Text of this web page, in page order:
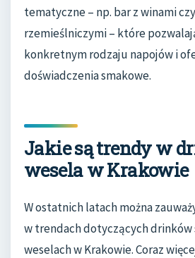
tematyczne – np. bar z winami
rzemieślniczymi – które
konkretnym rodzaju napojów i
doświadczenia smakowe.
Jakie są trendy w
wesela w Krakowie
W ostatnich latach można
w trendach dotyczących drinków
weselach w Krakowie. Coraz